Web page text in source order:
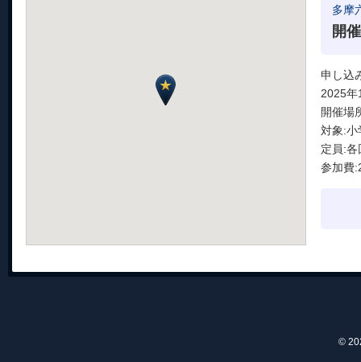
多摩
開
申し込
2025
開催場
対象:小
定員:
参加費
©